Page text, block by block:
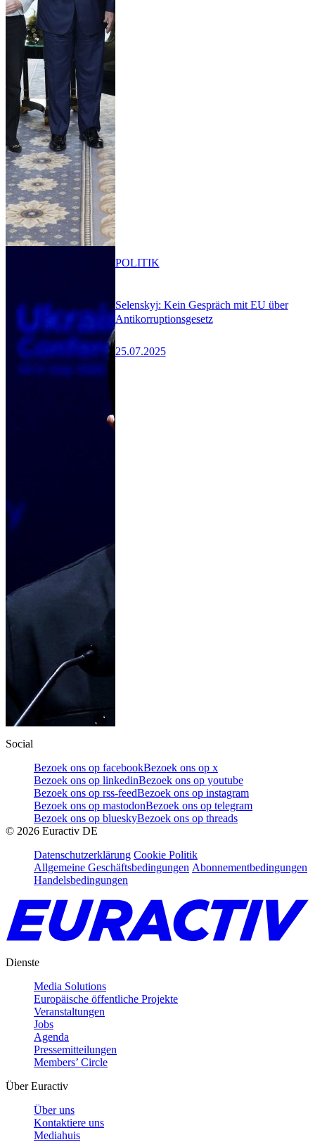
Selenskyj: Kein Gespräch mit EU über
Antikorruptionsgesetz
25.07.2025
POLITIK
Social
Bezoek ons op facebookBezoek ons op x
Bezoek ons op linkedinBezoek ons op youtube
Bezoek ons op rss-feedBezoek ons op instagram
Bezoek ons op mastodonBezoek ons op telegram
Bezoek ons op blueskyBezoek ons op threads
© 2026 Euractiv DE
Datenschutzerklärung Cookie Politik
Allgemeine Geschäftsbedingungen Abonnementbedingungen
Handelsbedingungen
Dienste
Media Solutions
Europäische öffentliche Projekte
Veranstaltungen
Jobs
Agenda
Pressemitteilungen
Members’ Circle
Über Euractiv
Über uns
Kontaktiere uns
Mediahuis